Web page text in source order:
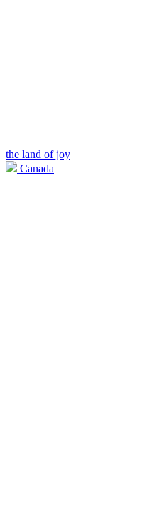
the land of joy
Canada